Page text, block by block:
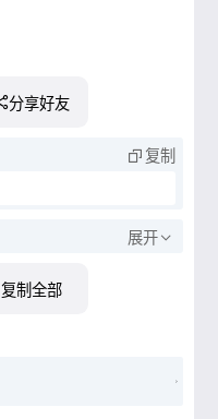
分享好友
复制
展开
复制全部